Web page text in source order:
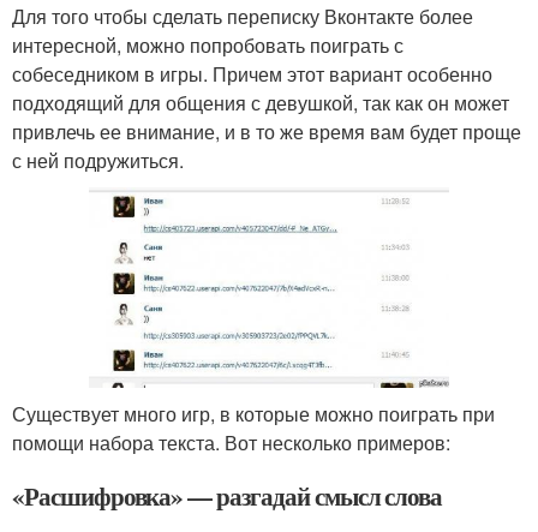
Для того чтобы сделать переписку Вконтакте более
интересной, можно попробовать поиграть с
собеседником в игры. Причем этот вариант особенно
подходящий для общения с девушкой, так как он может
привлечь ее внимание, и в то же время вам будет проще
с ней подружиться.
Существует много игр, в которые можно поиграть при
помощи набора текста. Вот несколько примеров:
«Расшифровка» — разгадай смысл слова